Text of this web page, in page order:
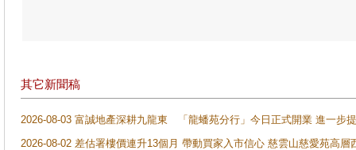
其它新聞稿
2026-08-03 富誠地產深耕九龍東 「龍蟠苑分行」今日正式開業 進一步
2026-08-02 差估署樓價連升13個月 帶動買家入市信心 慈雲山慈愛苑高層